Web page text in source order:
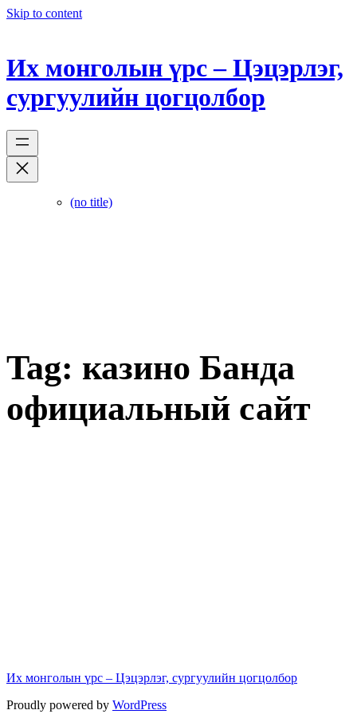
Skip to content
Их монголын үрс – Цэцэрлэг,
сургуулийн цогцолбор
(no title)
Tag: казино Банда
официальный сайт
Их монголын үрс – Цэцэрлэг, сургуулийн цогцолбор
Proudly powered by WordPress